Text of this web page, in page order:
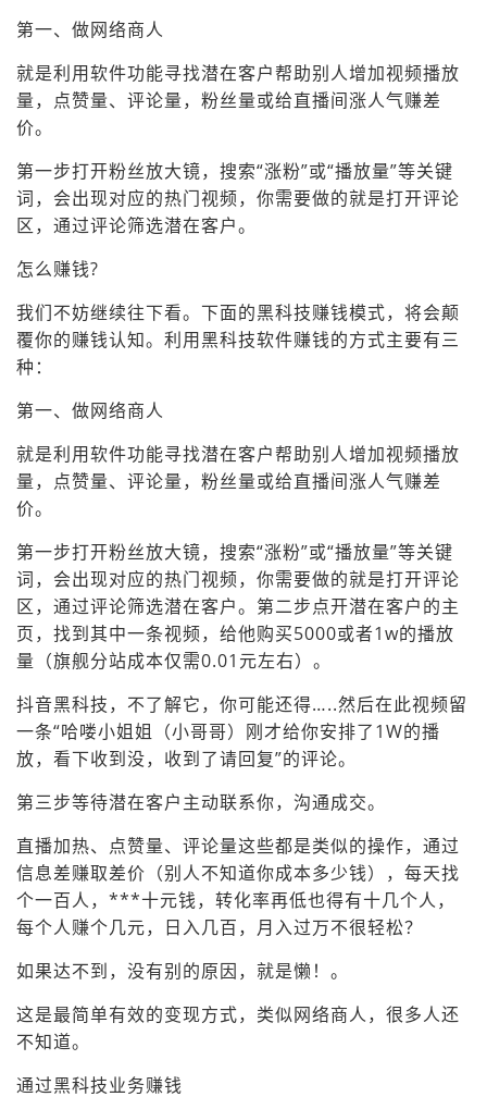
第一、做网络商人
就是利用软件功能寻找潜在客户帮助别人增加视频播放
量，点赞量、评论量，粉丝量或给直播间涨人气赚差
价。
第一步打开粉丝放大镜，搜索“涨粉”或“播放量”等关键
词，会出现对应的热门视频，你需要做的就是打开评论
区，通过评论筛选潜在客户。
怎么赚钱?
我们不妨继续往下看。下面的黑科技赚钱模式，将会颠
覆你的赚钱认知。利用黑科技软件赚钱的方式主要有三
种：
第一、做网络商人
就是利用软件功能寻找潜在客户帮助别人增加视频播放
量，点赞量、评论量，粉丝量或给直播间涨人气赚差
价。
第一步打开粉丝放大镜，搜索“涨粉”或“播放量”等关键
词，会出现对应的热门视频，你需要做的就是打开评论
区，通过评论筛选潜在客户。第二步点开潜在客户的主
页，找到其中一条视频，给他购买5000或者1w的播放
量（旗舰分站成本仅需0.01元左右）。
抖音黑科技，不了解它，你可能还得…..然后在此视频留
一条“哈喽小姐姐（小哥哥）刚才给你安排了1W的播
放，看下收到没，收到了请回复”的评论。
第三步等待潜在客户主动联系你，沟通成交。
直播加热、点赞量、评论量这些都是类似的操作，通过
信息差赚取差价（别人不知道你成本多少钱），每天找
个一百人，***十元钱，转化率再低也得有十几个人，
每个人赚个几元，日入几百，月入过万不很轻松？
如果达不到，没有别的原因，就是懒！。
这是最简单有效的变现方式，类似网络商人，很多人还
不知道。
通过黑科技业务赚钱